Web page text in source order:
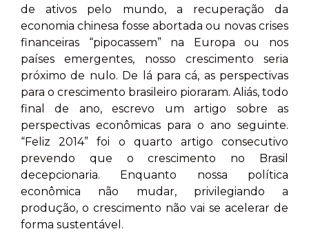
de ativos pelo mundo, a recuperação da
economia chinesa fosse abortada ou novas crises
financeiras “pipocassem” na Europa ou nos
países emergentes, nosso crescimento seria
próximo de nulo. De lá para cá, as perspectivas
para o crescimento brasileiro pioraram. Aliás, todo
final de ano, escrevo um artigo sobre as
perspectivas econômicas para o ano seguinte.
“Feliz 2014” foi o quarto artigo consecutivo
prevendo que o crescimento no Brasil
decepcionaria. Enquanto nossa política
econômica não mudar, privilegiando a
produção, o crescimento não vai se acelerar de
forma sustentável.